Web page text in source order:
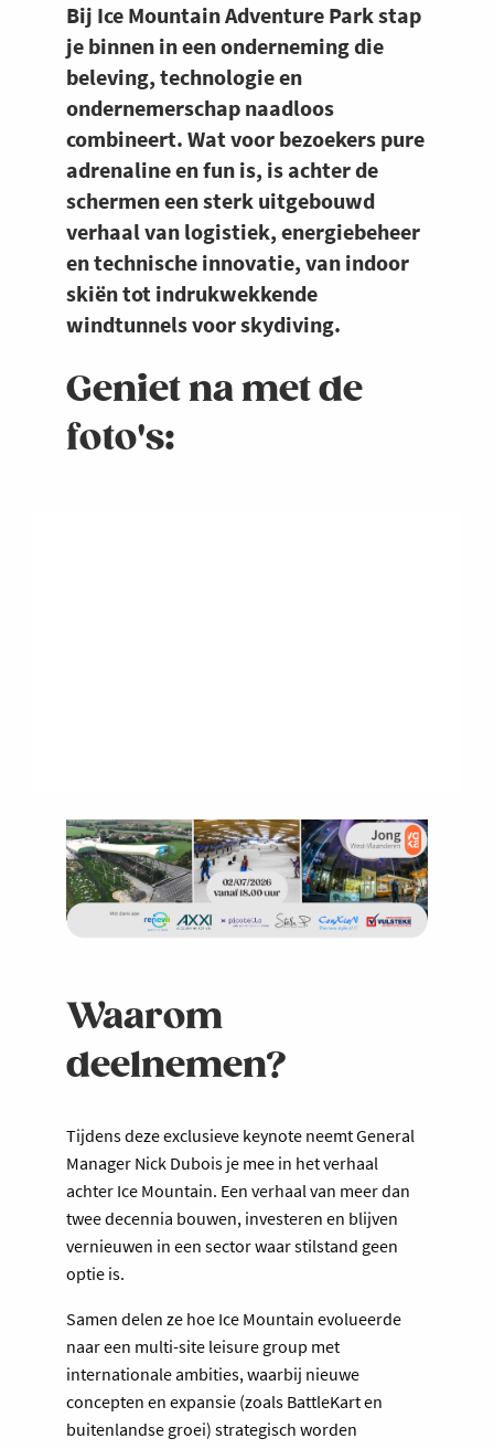
Bij Ice Mountain Adventure Park stap
je binnen in een onderneming die
beleving, technologie en
ondernemerschap naadloos
combineert. Wat voor bezoekers pure
adrenaline en fun is, is achter de
schermen een sterk uitgebouwd
verhaal van logistiek, energiebeheer
en technische innovatie, van indoor
skiën tot indrukwekkende
windtunnels voor skydiving.
Geniet na met de
foto's:
Waarom
deelnemen?
Tijdens deze exclusieve keynote neemt General
Manager Nick Dubois je mee in het verhaal
achter Ice Mountain. Een verhaal van meer dan
twee decennia bouwen, investeren en blijven
vernieuwen in een sector waar stilstand geen
optie is.
Samen delen ze hoe Ice Mountain evolueerde
naar een multi-site leisure group met
internationale ambities, waarbij nieuwe
concepten en expansie (zoals BattleKart en
buitenlandse groei) strategisch worden